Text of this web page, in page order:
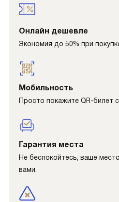
Онлайн дешевле
Экономия до 50% при
Мобильность
Просто покажите QR-билет
Гарантия места
Не беспокойтесь, ваше
вами.